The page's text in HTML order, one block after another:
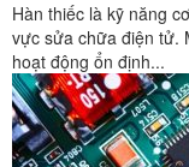
Hàn thiếc là kỹ năng
vực sửa chữa điện tử.
hoạt động ổn định...